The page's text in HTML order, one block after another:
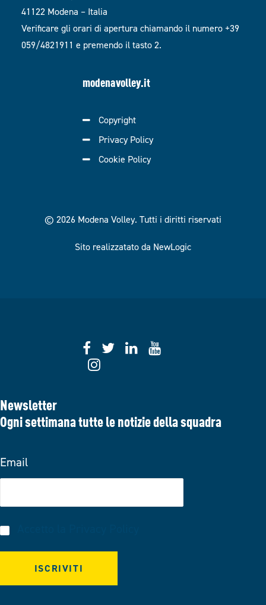
41122 Modena – Italia
Verificare gli orari di apertura chiamando il numero +39
059/4821911 e premendo il tasto 2.
modenavolley.it
Copyright
Privacy Policy
Cookie Policy
© 2026 Modena Volley. Tutti i diritti riservati
Sito realizzatato da NewLogic
Newsletter
Ogni settimana tutte le notizie della squadra
Email